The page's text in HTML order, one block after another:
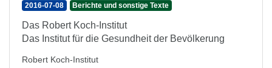
2016-07-08 Berichte und sonstige Texte
Das Robert Koch-Institut
Das Institut für die Gesundheit der Bevölkerung
Robert Koch-Institut